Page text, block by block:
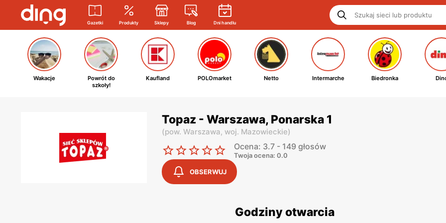
Gazetki Produkty Sklepy Blog Dni handlu
Wakacje
Powrót do
szkoły!
Kaufland POLOmarket Netto Intermarche Biedronka
Topaz - Warszawa, Ponarska 1
(pow. Warszawa, woj. Mazowieckie)
Ocena: 3.7 - 149 głosów
Twoja ocena: 0.0
OBSERWUJ
Godziny otwarcia